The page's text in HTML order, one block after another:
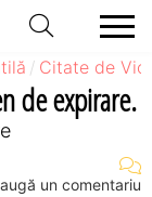
Citate de
de expirare.
un comentariu